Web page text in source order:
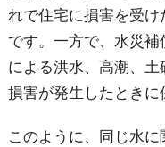
れで住宅に損害を受
です。一方で、水災
による洪水、高潮、
損害が発生したときに
このように、同じ水